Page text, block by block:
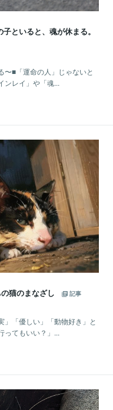
といると、魂が休まる。
〜■「運命の人」じゃないと
ンレイ」や「魂...
猫のまなざし
記事
」「優しい」「動物好き」と
ってもいい？」...